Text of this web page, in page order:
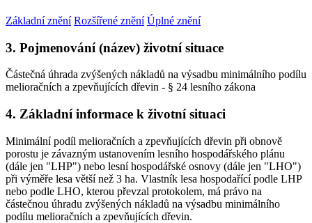
Základní znění Rozšířené znění Úplné znění
3. Pojmenování (název) životní situace
Částečná úhrada zvýšených nákladů na výsadbu minimálního podílu
melioračních a zpevňujících dřevin - § 24 lesního zákona
4. Základní informace k životní situaci
Minimální podíl melioračních a zpevňujících dřevin při obnově
porostu je závazným ustanovením lesního hospodářského plánu
(dále jen "LHP") nebo lesní hospodářské osnovy (dále jen "LHO")
při výměře lesa větší než 3 ha. Vlastník lesa hospodařící podle LHP
nebo podle LHO, kterou převzal protokolem, má právo na
částečnou úhradu zvýšených nákladů na výsadbu minimálního
podílu melioračních a zpevňujících dřevin.